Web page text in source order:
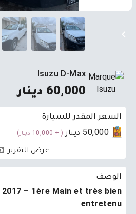
Isuzu D-Max
60,000 دينار
السعر المقدر للسيارة
50,000 دينار
( + 10,000 دينار)
عرض التقرير
الوصف
2017 – 1ère Main et très bien
entretenu